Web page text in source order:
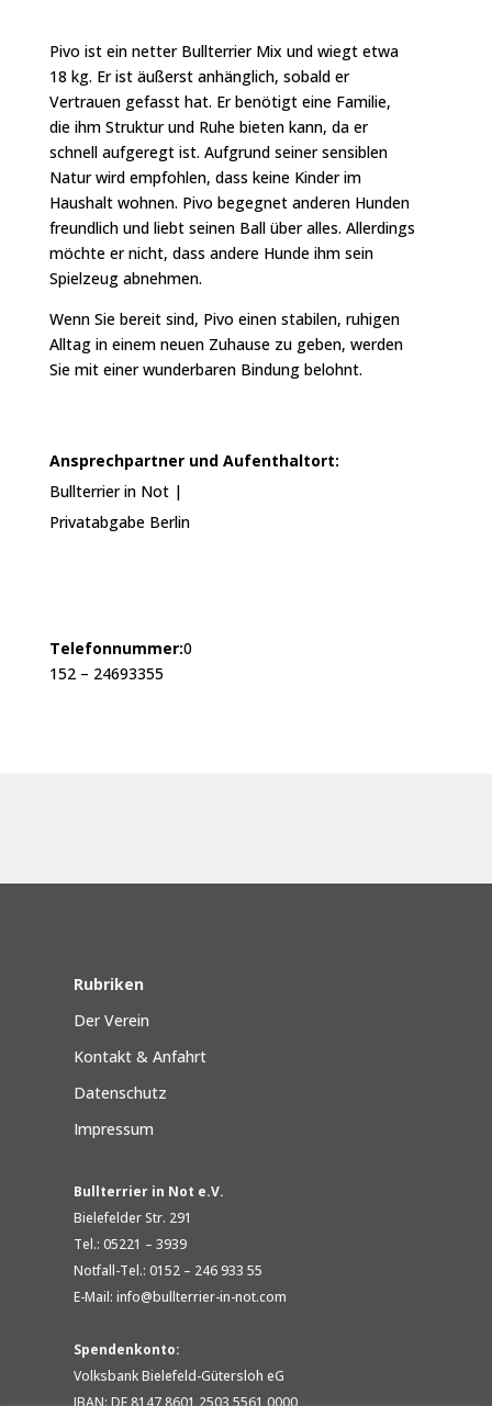
Pivo ist ein netter Bullterrier Mix und wiegt etwa
18 kg. Er ist äußerst anhänglich, sobald er
Vertrauen gefasst hat. Er benötigt eine Familie,
die ihm Struktur und Ruhe bieten kann, da er
schnell aufgeregt ist. Aufgrund seiner sensiblen
Natur wird empfohlen, dass keine Kinder im
Haushalt wohnen. Pivo begegnet anderen Hunden
freundlich und liebt seinen Ball über alles. Allerdings
möchte er nicht, dass andere Hunde ihm sein
Spielzeug abnehmen.
Wenn Sie bereit sind, Pivo einen stabilen, ruhigen
Alltag in einem neuen Zuhause zu geben, werden
Sie mit einer wunderbaren Bindung belohnt.
Ansprechpartner und Aufenthaltort:
Bullterrier in Not |
Privatabgabe Berlin
Telefonnummer:0
152 – 24693355
Rubriken
Der Verein
Kontakt & Anfahrt
Datenschutz
Impressum
Bullterrier in Not e.V.
Bielefelder Str. 291
Tel.: 05221 – 3939
Notfall-Tel.: 0152 – 246 933 55
E-Mail: info@bullterrier-in-not.com
Spendenkonto:
Volksbank Bielefeld-Gütersloh eG
IBAN: DE 8147 8601 2503 5561 0000